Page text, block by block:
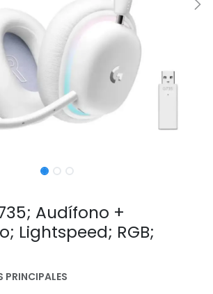
Audífono +
Lightspeed; RGB;
PRINCIPALES